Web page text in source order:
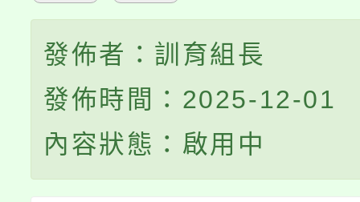
發佈者：訓育組長
發佈時間：2025-12-01
內容狀態：啟用中